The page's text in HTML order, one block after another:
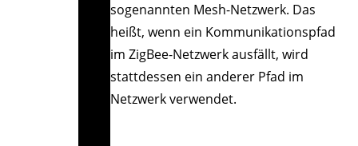
sogenannten Mesh-Netzwerk. Das
heißt, wenn ein Kommunikationspfad
im ZigBee-Netzwerk ausfällt, wird
stattdessen ein anderer Pfad im
Netzwerk verwendet.